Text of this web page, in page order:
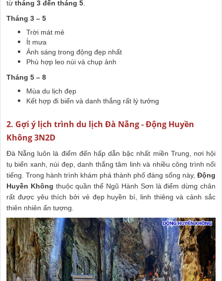
từ tháng 3 đến tháng 5
Tháng 3 – 5
Trời mát mẻ
Ít mưa
Ánh sáng trong động đẹp nhất
Phù hợp leo núi và chụp ảnh
Tháng 5 – 8
Mùa du lịch đẹp
Kết hợp đi biển và danh thắng rất lý tưởng
2. Gợi ý lịch trình du lịch Đà Nẵng - Động Huyền
Không 3N2D
Đà Nẵng luôn là điểm đến hấp dẫn bậc nhất miền Trung, nơi hội
tụ biển xanh, núi đẹp, danh thắng tâm linh và nhiều công trình nổi
tiếng. Trong hành trình khám phá thành phố đáng sống này, Động
Huyền Không thuộc quần thể Ngũ Hành Sơn là điểm dừng chân
rất được yêu thích bởi vẻ đẹp huyền bí, linh thiêng và cảnh sắc
thiên nhiên ấn tượng.